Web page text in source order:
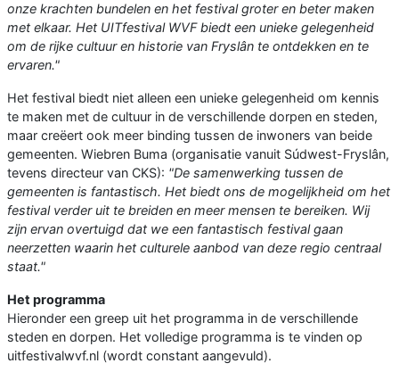
onze krachten bundelen en het festival groter en beter maken
met elkaar. Het UITfestival WVF biedt een unieke gelegenheid
om de rijke cultuur en historie van Fryslân te ontdekken en te
ervaren."
Het festival biedt niet alleen een unieke gelegenheid om kennis
te maken met de cultuur in de verschillende dorpen en steden,
maar creëert ook meer binding tussen de inwoners van beide
gemeenten. Wiebren Buma (organisatie vanuit Súdwest-Fryslân,
tevens directeur van CKS): "De samenwerking tussen de
gemeenten is fantastisch. Het biedt ons de mogelijkheid om het
festival verder uit te breiden en meer mensen te bereiken. Wij
zijn ervan overtuigd dat we een fantastisch festival gaan
neerzetten waarin het culturele aanbod van deze regio centraal
staat."
Het programma
Hieronder een greep uit het programma in de verschillende
steden en dorpen. Het volledige programma is te vinden op
uitfestivalwvf.nl (wordt constant aangevuld).